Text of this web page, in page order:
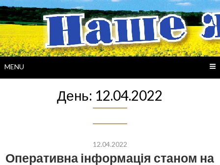
Skip
to
content
MENU
День: 12.04.2022
12.04.2022
Оперативна інформація станом на